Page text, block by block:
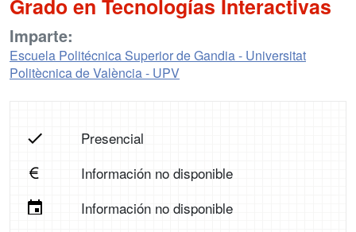
Grado en Tecnologías Interactivas
Imparte:
Escuela Politécnica Superior de Gandia - Universitat
Politècnica de València - UPV
Presencial
Información no disponible
Información no disponible